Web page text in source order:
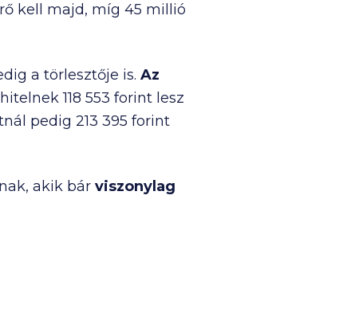
kell majd, míg 45 millió
a törlesztője is. Az
hitelnek118 553 forint lesz
pedig 213 395 forint
akik bár viszonylag